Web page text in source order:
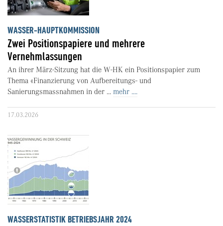
WASSER-HAUPTKOMMISSION
Zwei Positionspapiere und mehrere
Vernehmlassungen
An ihrer März-Sitzung hat die W-HK ein Positionspapier zum
Thema «Finanzierung von Aufbereitungs- und
Sanierungsmassnahmen in der ... mehr ....
17.03.2026
WASSERSTATISTIK BETRIEBSJAHR 2024